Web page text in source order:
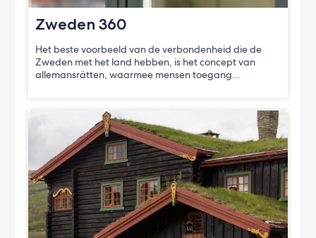
Zweden 360
Het beste voorbeeld van de verbondenheid die de
Zweden met het land hebben, is het concept van
allemansrätten, waarmee mensen toegang…